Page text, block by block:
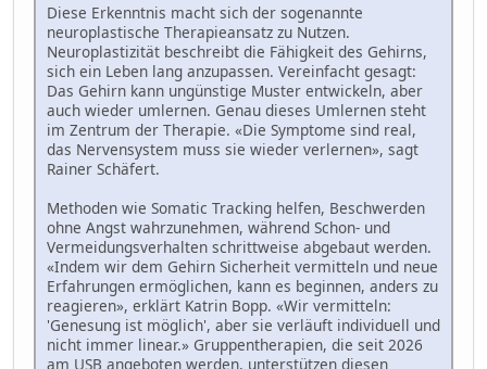
Diese Erkenntnis macht sich der sogenannte
neuroplastische Therapieansatz zu Nutzen.
Neuroplastizität beschreibt die Fähigkeit des Gehirns,
sich ein Leben lang anzupassen. Vereinfacht gesagt:
Das Gehirn kann ungünstige Muster entwickeln, aber
auch wieder umlernen. Genau dieses Umlernen steht
im Zentrum der Therapie. «Die Symptome sind real,
das Nervensystem muss sie wieder verlernen», sagt
Rainer Schäfert.
Methoden wie Somatic Tracking helfen, Beschwerden
ohne Angst wahrzunehmen, während Schon- und
Vermeidungsverhalten schrittweise abgebaut werden.
«Indem wir dem Gehirn Sicherheit vermitteln und neue
Erfahrungen ermöglichen, kann es beginnen, anders zu
reagieren», erklärt Katrin Bopp. «Wir vermitteln:
'Genesung ist möglich', aber sie verläuft individuell und
nicht immer linear.» Gruppentherapien, die seit 2026
am USB angeboten werden, unterstützen diesen